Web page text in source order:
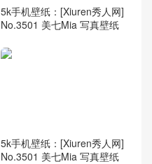
5k手机壁纸：[Xiuren秀人网]
No.3501 美七Mia 写真壁纸
5k手机壁纸：[Xiuren秀人网]
No.3501 美七Mia 写真壁纸